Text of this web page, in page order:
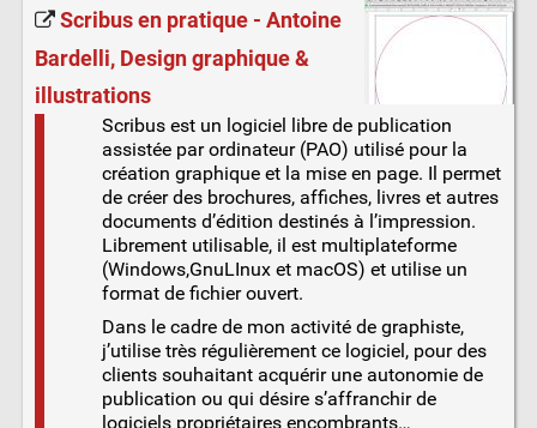
Scribus en pratique - Antoine
Bardelli, Design graphique &
illustrations
Scribus est un logiciel libre de publication
assistée par ordinateur (PAO) utilisé pour la
création graphique et la mise en page. Il permet
de créer des brochures, affiches, livres et autres
documents d’édition destinés à l’impression.
Librement utilisable, il est multiplateforme
(Windows,GnuLInux et macOS) et utilise un
format de fichier ouvert.
Dans le cadre de mon activité de graphiste,
j’utilise très régulièrement ce logiciel, pour des
clients souhaitant acquérir une autonomie de
publication ou qui désire s’affranchir de
logiciels propriétaires encombrants…